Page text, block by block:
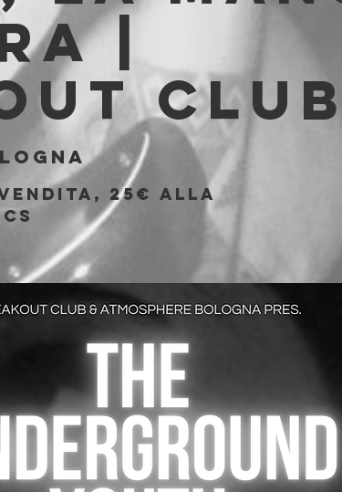
|
25€ alla